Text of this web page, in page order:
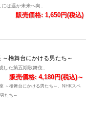
は遥か未来へ向..
販売価格: 1,650円(税込)
檜舞台にかける男たち～
た第五期歌舞伎..
販売価格: 4,180円(税込)～
～檜舞台にかける男たち～、NHKスペ
たち～